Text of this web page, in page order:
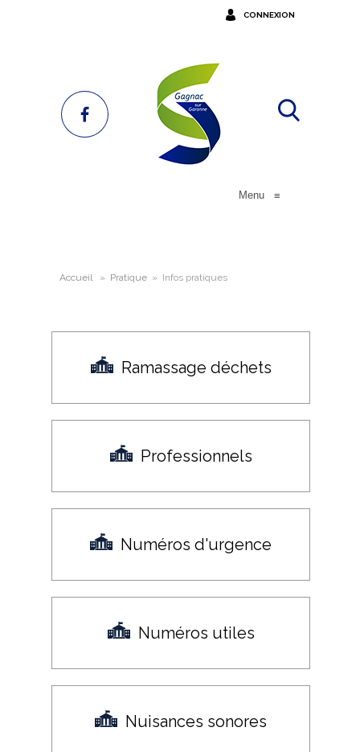
CONNEXION
Menu ≡
Accueil » Pratique » Infos pratiques
Ramassage déchets
Professionnels
Numéros d'urgence
Numéros utiles
Nuisances sonores